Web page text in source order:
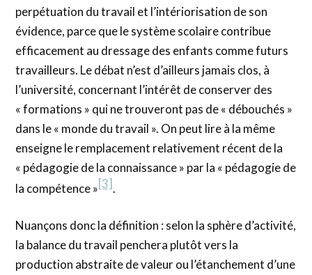
perpétuation du travail et l’intériorisation de son
évidence, parce que le système scolaire contribue
efficacement au dressage des enfants comme futurs
travailleurs. Le débat n’est d’ailleurs jamais clos, à
l’université, concernant l’intérêt de conserver des
« formations » qui ne trouveront pas de « débouchés »
dans le « monde du travail ». On peut lire à la même
enseigne le remplacement relativement récent de la
« pédagogie de la connaissance » par la « pédagogie de
la compétence »[3].
Nuançons donc la définition : selon la sphère d’activité,
la balance du travail penchera plutôt vers la
production abstraite de valeur ou l’étanchement d’une